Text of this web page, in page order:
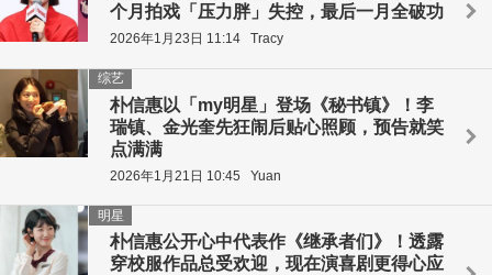
个月拍戏「压力胖」失控，最后一月全破功
2026年1月23日 11:14 Tracy
朴信惠以「my明星」登场《秘书镇》！李
瑞镇、金光奎先狂闹后贴心照顾，预告就笑
点满满
综艺
2026年1月21日 10:45 Yuan
朴信惠公开心中代表作《继承者们》！透露
穿校服作品总受欢迎，现在演喜剧更得心应
明星